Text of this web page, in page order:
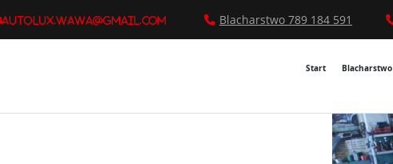
autolux.wawa@gmail.com Blacharstwo 789 184 591
Start Blacharstwo